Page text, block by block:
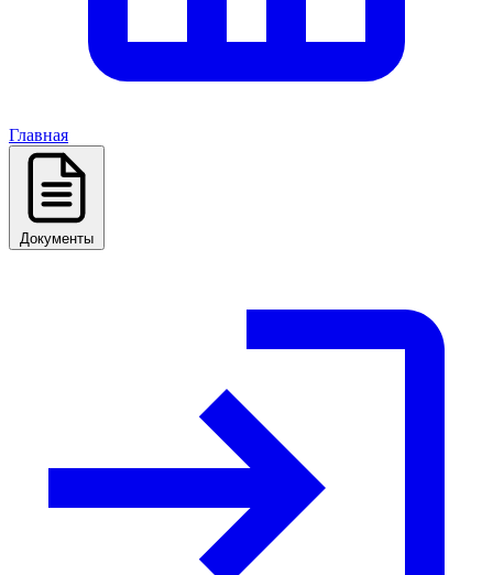
Главная
Документы